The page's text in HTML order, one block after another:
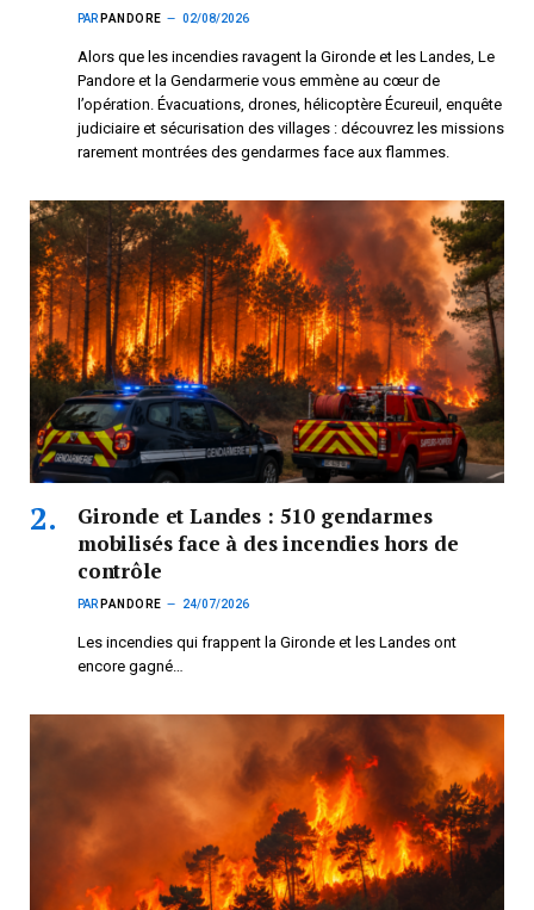
PAR PANDORE 02/08/2026
Alors que les incendies ravagent la Gironde et les Landes, Le
Pandore et la Gendarmerie vous emmène au cœur de
l’opération. Évacuations, drones, hélicoptère Écureuil, enquête
judiciaire et sécurisation des villages : découvrez les missions
rarement montrées des gendarmes face aux flammes.
Gironde et Landes : 510 gendarmes
mobilisés face à des incendies hors de
contrôle
PAR PANDORE 24/07/2026
Les incendies qui frappent la Gironde et les Landes ont
encore gagné…